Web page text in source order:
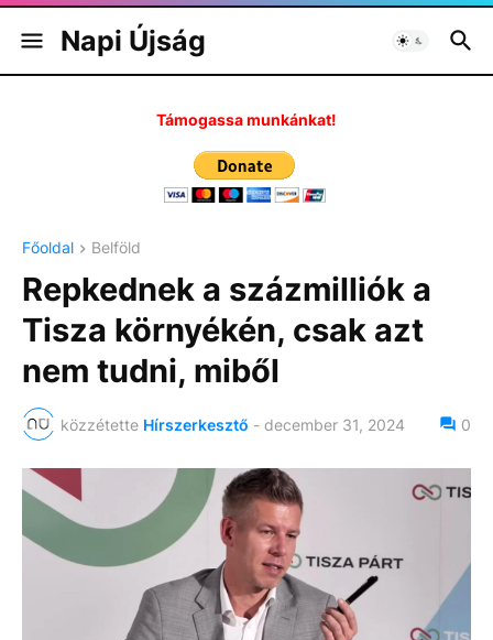
Napi Újság
Támogassa munkánkat!
Főoldal Belföld
Repkednek a százmilliók a
Tisza környékén, csak azt
nem tudni, miből
közzétette Hírszerkesztő - december 31, 2024 0